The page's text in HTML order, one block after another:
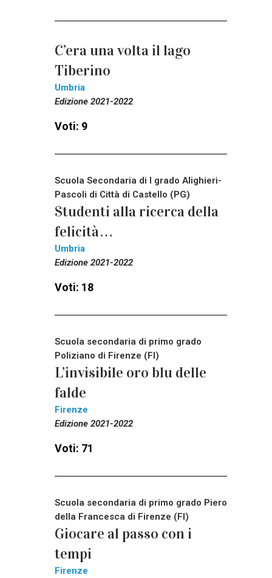
C’era una volta il lago
Tiberino
Umbria
Edizione 2021-2022
Voti: 9
Scuola Secondaria di I grado Alighieri-
Pascoli di Città di Castello (PG)
Studenti alla ricerca della
felicità…
Umbria
Edizione 2021-2022
Voti: 18
Scuola secondaria di primo grado
Poliziano di Firenze (FI)
L’invisibile oro blu delle
falde
Firenze
Edizione 2021-2022
Voti: 71
Scuola secondaria di primo grado Piero
della Francesca di Firenze (FI)
Giocare al passo con i
tempi
Firenze